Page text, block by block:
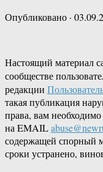
Опубликовано ·
Настоящий материал
сообществе
редакции
такая публикация
права, вам
на EMAIL
содержащей спорный
сроки устранено,